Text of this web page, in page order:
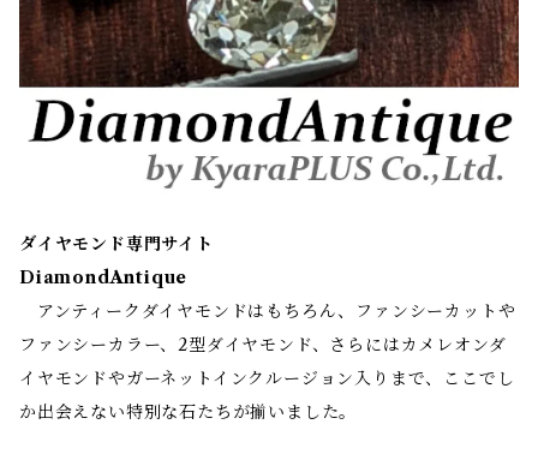
ダイヤモンド専門サイト
DiamondAntique
アンティークダイヤモンドはもちろん、ファンシーカットや
ファンシーカラー、2型ダイヤモンド、さらにはカメレオンダ
イヤモンドやガーネットインクルージョン入りまで、ここでし
か出会えない特別な石たちが揃いました。